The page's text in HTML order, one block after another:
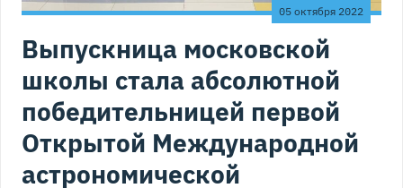
05 октября 2022
Выпускница московской
школы стала абсолютной
победительницей первой
Открытой Международной
астрономической